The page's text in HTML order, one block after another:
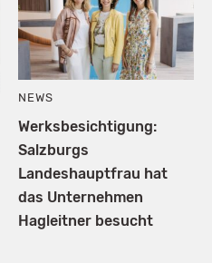
NEWS
Werksbesichtigung:
Salzburgs
Landeshauptfrau hat
das Unternehmen
Hagleitner besucht